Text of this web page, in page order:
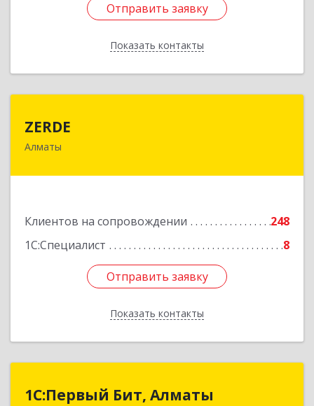
Отправить заявку
Показать контакты
Отправить заявку
Назад
ZERDE
Алматы
Клиентов на сопровождении
248
1С:Специалист
8
Отправить заявку
Показать контакты
050026, Республика Казахстан, г. Алматы, ул.
Отправить заявку
Назад
1С:Первый Бит, Алматы
1С:Первый Бит, Алматы